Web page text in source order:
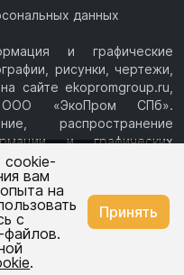
данных
и графические
рисунки, чертежи,
сайте ekopromgroup.ru,
ООО «ЭкоПром СПб».
распространение
и графических
только с письменного
(ИНН 7814376069, ОГРН
194044, г. Санкт-
М.) Информация на
публичной офертой.
Петербург
Да, всё верно
cookie-
вам
на
с
файлов.
.
Принять